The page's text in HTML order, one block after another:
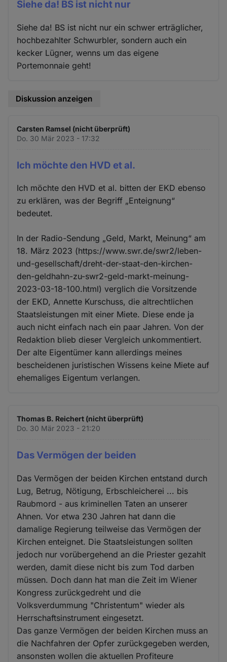
Siehe da! BS ist nicht nur
Siehe da! BS ist nicht nur ein schwer erträglicher,
hochbezahlter Schwurbler, sondern auch ein
kecker Lügner, wenns um das eigene
Portemonnaie geht!
Diskussion anzeigen
Carsten Ramsel (nicht überprüft)
Do. 30 Mär 2023 - 17:32
Ich möchte den HVD et al.
Ich möchte den HVD et al. bitten der EKD ebenso
zu erklären, was der Begriff „Enteignung“
bedeutet.
In der Radio-Sendung „Geld, Markt, Meinung“ am
18. März 2023 (https://www.swr.de/swr2/leben-
und-gesellschaft/dreht-der-staat-den-kirchen-
den-geldhahn-zu-swr2-geld-markt-meinung-
2023-03-18-100.html) verglich die Vorsitzende
der EKD, Annette Kurschuss, die altrechtlichen
Staatsleistungen mit einer Miete. Diese ende ja
auch nicht einfach nach ein paar Jahren. Von der
Redaktion blieb dieser Vergleich unkommentiert.
Der alte Eigentümer kann allerdings meines
bescheidenen juristischen Wissens keine Miete auf
ehemaliges Eigentum verlangen.
Thomas B. Reichert (nicht überprüft)
Do. 30 Mär 2023 - 21:20
Das Vermögen der beiden
Das Vermögen der beiden Kirchen entstand durch
Lug, Betrug, Nötigung, Erbschleicherei ... bis
Raubmord - aus kriminellen Taten an unserer
Ahnen. Vor etwa 230 Jahren hat dann die
damalige Regierung teilweise das Vermögen der
Kirchen enteignet. Die Staatsleistungen sollten
jedoch nur vorübergehend an die Priester gezahlt
werden, damit diese nicht bis zum Tod darben
müssen. Doch dann hat man die Zeit im Wiener
Kongress zurückgedreht und die
Volksverdummung "Christentum" wieder als
Herrschaftsinstrument eingesetzt.
Das ganze Vermögen der beiden Kirchen muss an
die Nachfahren der Opfer zurückgegeben werden,
ansonsten wollen die aktuellen Profiteure